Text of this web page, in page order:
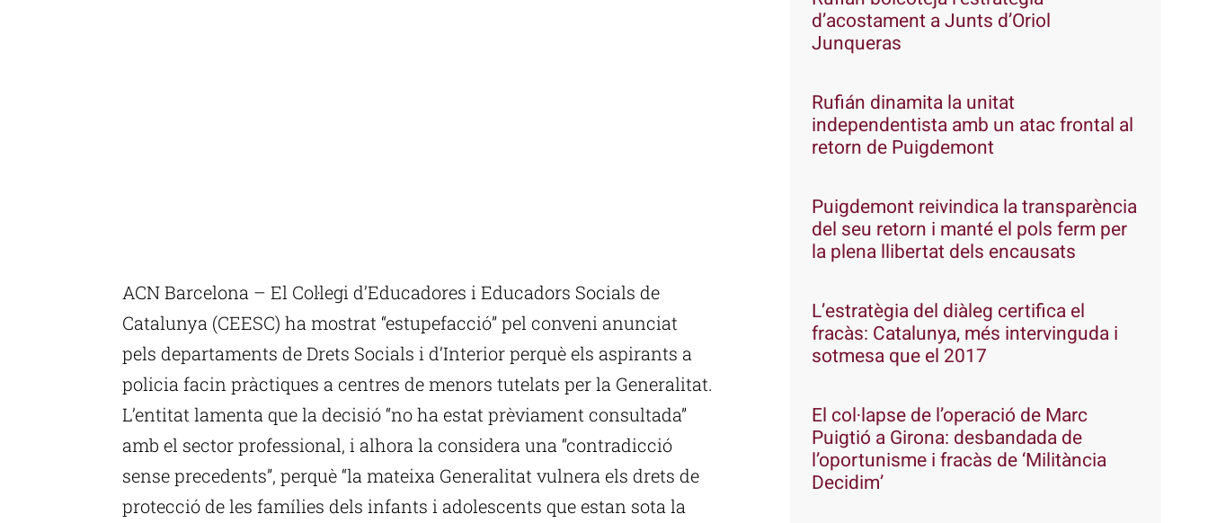
ACN Barcelona – El Col·legi d’Educadores i Educadors Socials de
Catalunya (CEESC) ha mostrat “estupefacció” pel conveni anunciat
pels departaments de Drets Socials i d’Interior perquè els aspirants a
policia facin pràctiques a centres de menors tutelats per la Generalitat.
L’entitat lamenta que la decisió “no ha estat prèviament consultada”
amb el sector professional, i alhora la considera una “contradicció
sense precedents”, perquè “la mateixa Generalitat vulnera els drets de
protecció de les famílies dels infants i adolescents que estan sota la
d’acostament a Junts d’Oriol
Junqueras
Rufián dinamita la unitat
independentista amb un atac frontal al
retorn de Puigdemont
Puigdemont reivindica la transparència
del seu retorn i manté el pols ferm per
la plena llibertat dels encausats
L’estratègia del diàleg certifica el
fracàs: Catalunya, més intervinguda i
sotmesa que el 2017
El col·lapse de l’operació de Marc
Puigtió a Girona: desbandada de
l’oportunisme i fracàs de ‘Militància
Decidim’